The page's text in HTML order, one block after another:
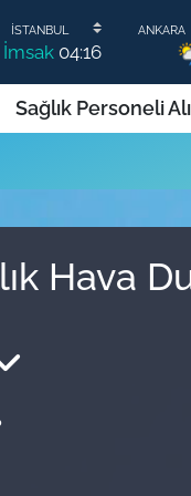
İmsak 04:16
Sağlık Personeli
Hava